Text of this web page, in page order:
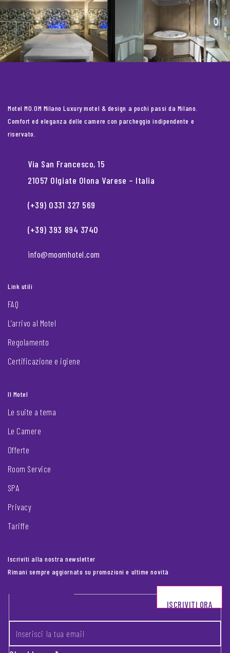
Motel MO.OM Milano Luxury motel & design a pochi passi da Milano.
Comfort ed eleganza delle camere con parcheggio indipendente e
riservato.
Via San Francesco, 15
21057 Olgiate Olona Varese – Italia
(+39) 0331 327 569
(+39) 393 894 3740
info@moomhotel.com
Link utili
FAQ
L’arrivo al Motel
Regolamento
Certificazione e igiene
Il Motel
Le suite a tema
Le Camere
Offerte
Room Service
SPA
Privacy
Tariffe
Iscriviti alla nostra newsletter
Rimani sempre aggiornato su promozioni e ultime novità
Footer newsletter
ISCRIVITI ORA